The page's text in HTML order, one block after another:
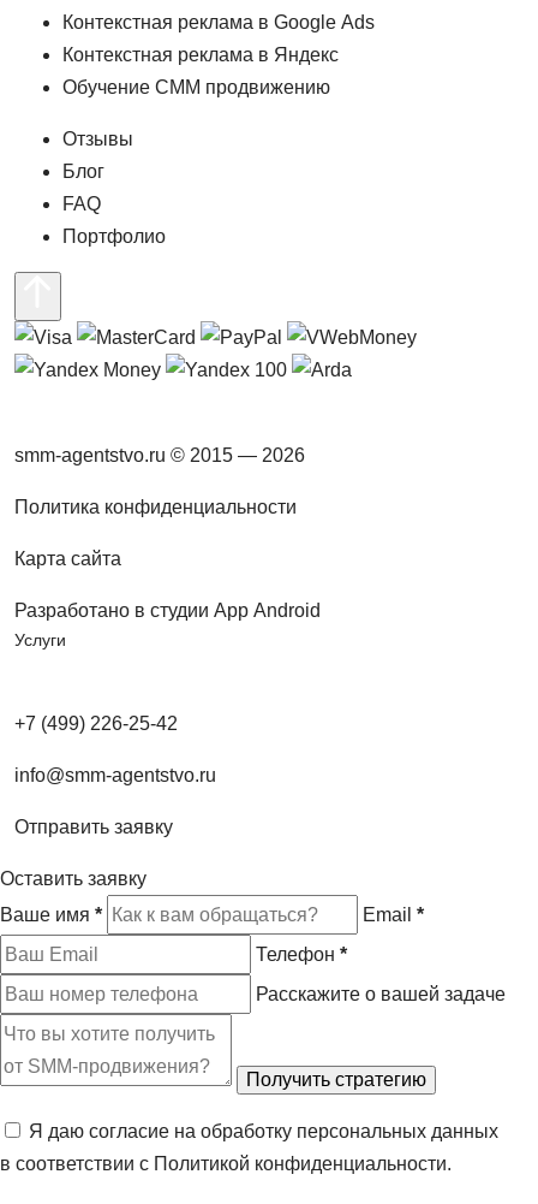
Контекстная реклама в Google Ads
Контекстная реклама в Яндекс
Обучение СММ продвижению
Отзывы
Блог
FAQ
Портфолио
smm-agentstvo.ru © 2015 — 2026
Политика конфиденциальности
Карта сайта
Разработано в студии App Android
Услуги
+7 (499) 226-25-42
info@smm-agentstvo.ru
Отправить заявку
Оставить заявку
Ваше имя * Email *
Телефон *
Расскажите о вашей задаче
Я даю согласие на обработку персональных данных
в соответствии с Политикой конфиденциальности.